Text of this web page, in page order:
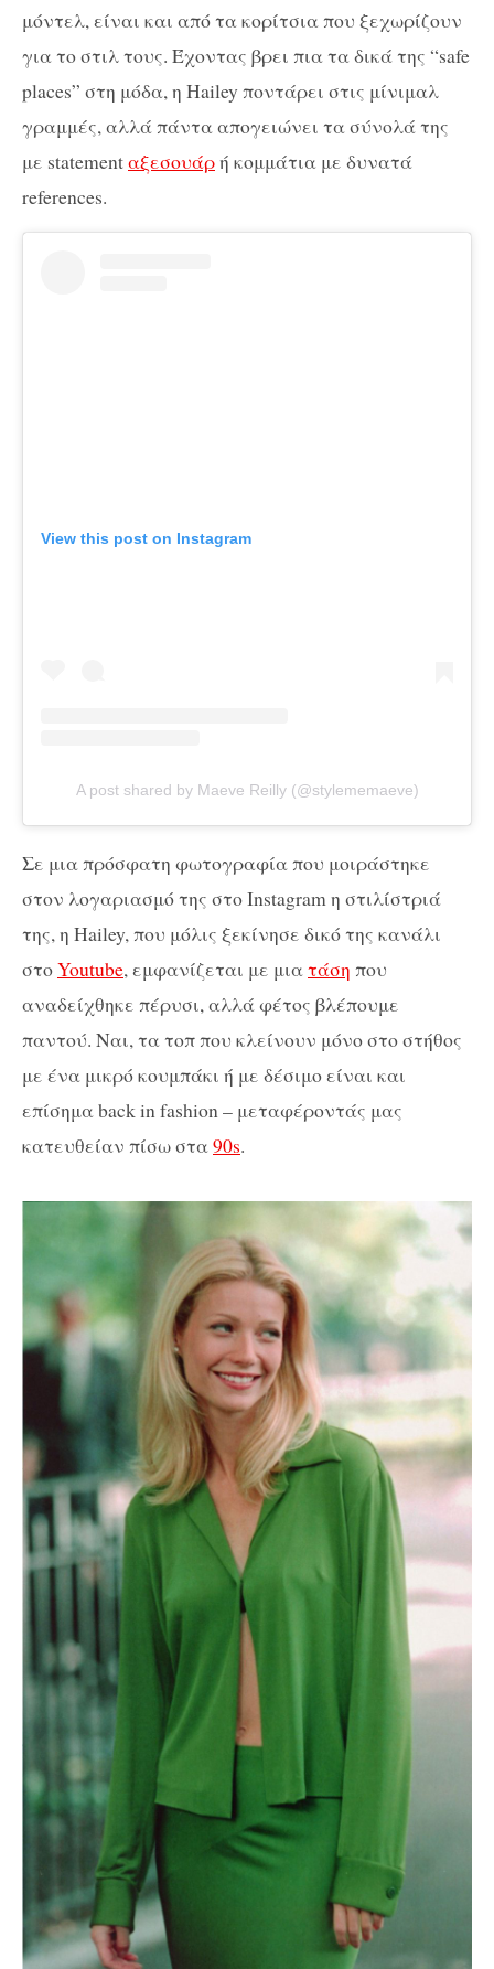
μόντελ, είναι και από τα κορίτσια που ξεχωρίζουν
για το στιλ τους. Έχοντας βρει πια τα δικά της “safe
places” στη μόδα, η Hailey ποντάρει στις μίνιμαλ
γραμμές, αλλά πάντα απογειώνει τα σύνολά της
με statementαξεσουάρή κομμάτια με δυνατά
references.
View this post on Instagram
A post shared by Maeve Reilly (@stylememaeve)
Σε μια πρόσφατη φωτογραφία που μοιράστηκε
στον λογαριασμό της στο Instagram η στιλίστριά
της, η Hailey, που μόλις ξεκίνησε δικό της κανάλι
στοYoutube, εμφανίζεται με μιατάση που
αναδείχθηκε πέρυσι, αλλά φέτος βλέπουμε
παντού. Ναι, τα τοπ που κλείνουν μόνο στο στήθος
με ένα μικρό κουμπάκι ή με δέσιμο είναι και
επίσημα back in fashion – μεταφέροντάς μας
κατευθείαν πίσω στα90s.